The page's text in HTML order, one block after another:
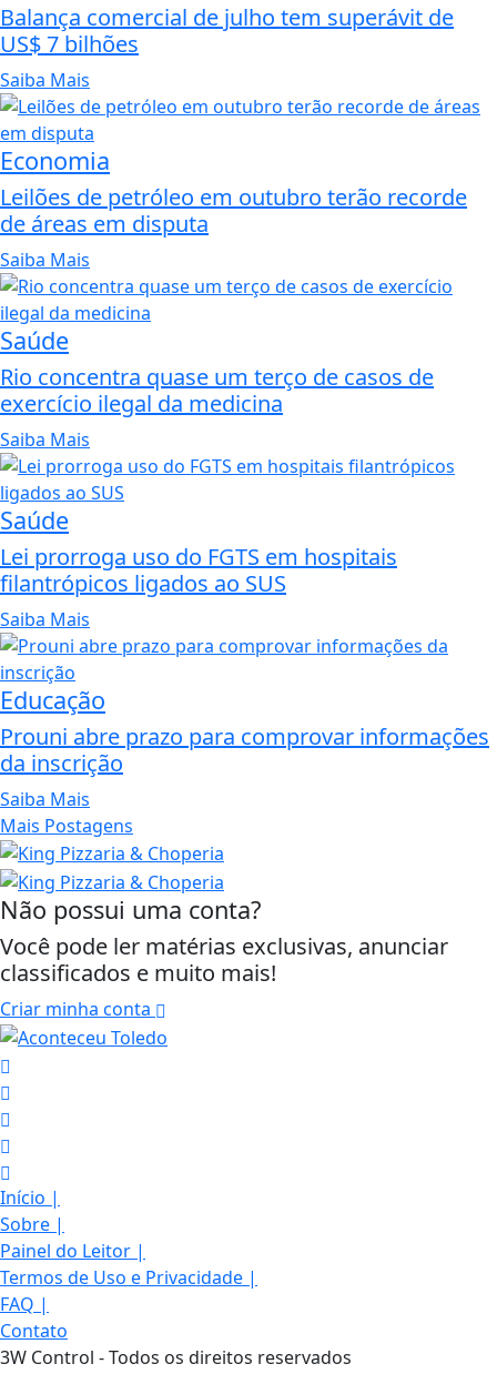
Balança comercial de julho tem superávit de
US$ 7 bilhões
Saiba Mais
Economia
Leilões de petróleo em outubro terão recorde
de áreas em disputa
Saiba Mais
Saúde
Rio concentra quase um terço de casos de
exercício ilegal da medicina
Saiba Mais
Saúde
Lei prorroga uso do FGTS em hospitais
filantrópicos ligados ao SUS
Saiba Mais
Educação
Prouni abre prazo para comprovar informações
da inscrição
Saiba Mais
Mais Postagens
Não possui uma conta?
Você pode ler matérias exclusivas, anunciar
classificados e muito mais!
Criar minha conta
Início |
Sobre |
Painel do Leitor |
Termos de Uso e Privacidade |
FAQ |
Contato
3W Control - Todos os direitos reservados
Termos de Uso e Privacidade